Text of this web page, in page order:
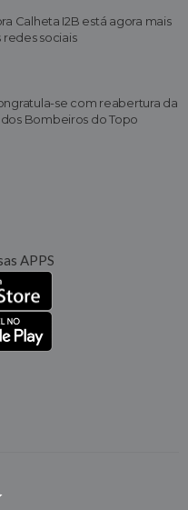
Calheta I2B está agora mais
redes sociais
se com reabertura da
Bombeiros do Topo
APPS